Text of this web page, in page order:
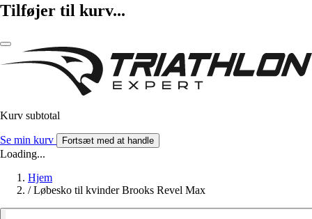
Tilføjer til kurv...
Kurv subtotal
Se min kurv Fortsæt med at handle
Loading...
Hjem
/ Løbesko til kvinder Brooks Revel Max